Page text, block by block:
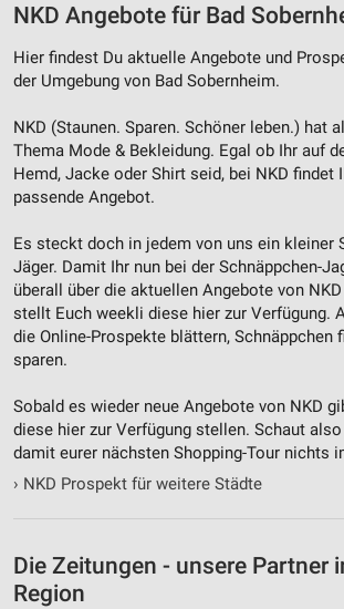
NKD Angebote für Bad
Hier findest Du aktuelle Angebote und
der Umgebung von Bad Sobernheim.
NKD (Staunen. Sparen. Schöner leben.) hat
Thema Mode & Bekleidung. Egal ob Ihr auf
Hemd, Jacke oder Shirt seid, bei NKD findet
passende Angebot.
Es steckt doch in jedem von uns ein kleiner
Jäger. Damit Ihr nun bei der Schnäppchen-
überall über die aktuellen Angebote von
stellt Euch weekli diese hier zur Verfügung.
die Online-Prospekte blättern, Schnäppchen
sparen.
Sobald es wieder neue Angebote von NKD
diese hier zur Verfügung stellen. Schaut
damit eurer nächsten Shopping-Tour nichts
› NKD Prospekt für weitere Städte
Die Zeitungen - unsere Partner
Region
Performance
Funktional